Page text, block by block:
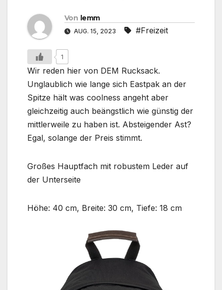
Von lemm
AUG. 15, 2023 #Freizeit
1
Wir reden hier von DEM Rucksack.
Unglaublich wie lange sich Eastpak an der
Spitze hält was coolness angeht aber
gleichzeitig auch beängstlich wie günstig der
mittlerweile zu haben ist. Absteigender Ast?
Egal, solange der Preis stimmt.
Großes Hauptfach mit robustem Leder auf
der Unterseite
Höhe: 40 cm, Breite: 30 cm, Tiefe: 18 cm